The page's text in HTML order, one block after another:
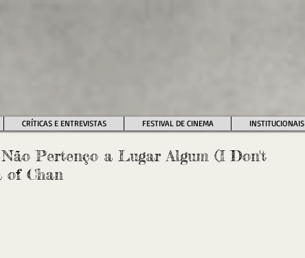
CRÍTICAS E ENTREVISTAS FESTIVAL DE CINEMA INSTITUCIONAIS
Pertenço a Lugar Algum (I Don't
of Chan